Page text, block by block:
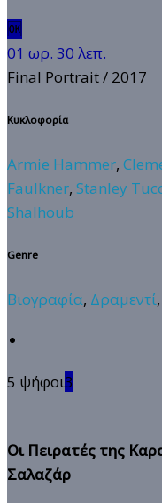
🆗
01 ωρ. 30 λεπ.
Final Portrait/ 2017
Κυκλοφορία
Armie Hammer,
Faulkner, Stanley
Shalhoub
Genre
Βιογραφία, Δραμεντί,
5 ψήφοι3
Οι Πειρατές της
Σαλαζάρ